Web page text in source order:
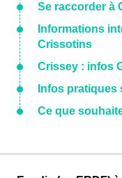
Se raccorder à
Informations
Crissotins
Crissey : infos
Infos pratiques
Ce que